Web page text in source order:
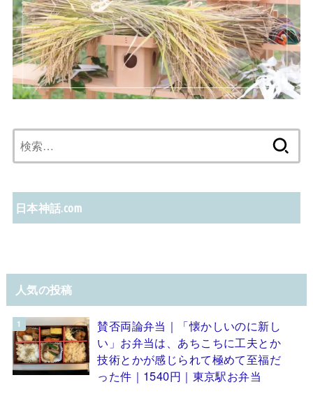
索:
日本神話.com
人気の投稿
賛否両論弁当｜「懐かしいのに新し
い」お弁当は、あちこちに工夫とか
技術とかが感じられて極めて至福だ
った件｜1540円｜東京駅お弁当